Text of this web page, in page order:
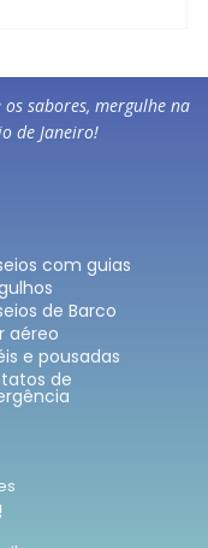
os sabores, mergulhe na
de Janeiro!
com guias
de Barco
aéreo
e pousadas
de